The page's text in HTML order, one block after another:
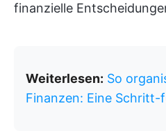
finanzielle
Weiterlesen: So
Finanzen: Eine